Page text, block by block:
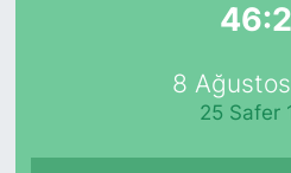
8
25 Safer
TFF 1.Lig Puan
Tüm Manşetler